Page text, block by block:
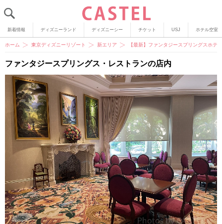
新着情報 ディズニーランド ディズニーシー チケット USJ ホテル空室
ホーム 東京ディズニーリゾート 新エリア 【最新】ファンタジースプリングスホ
ファンタジースプリングス・レストランの店内